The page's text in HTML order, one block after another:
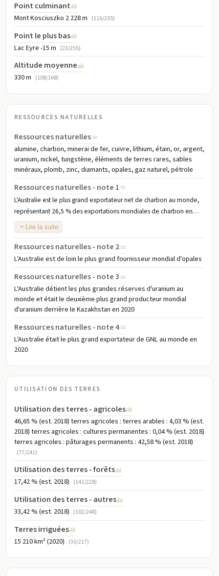
Point culminant
Mont Kosciuszko 2 228 m (116/255)
Point le plus bas
Lac Eyre -15 m (23/255)
Altitude moyenne
330 m (108/168)
RESSOURCES NATURELLES
Ressources naturelles
alumine, charbon, minerai de fer, cuivre, lithium, étain, or, argent,
uranium, nickel, tungstène, éléments de terres rares, sables
minéraux, plomb, zinc, diamants, opales, gaz naturel, pétrole
Ressources naturelles - note 1
L'Australie est le plus grand exportateur net de charbon au monde,
représentant 26,5 % des exportations mondiales de charbon en
2021 ; le charbon est la ressource énergétique la plus abondante du
pays, et le charbon se classe comme le deuxième produit
d'exportation de l'Australie en termes de revenus ; en 2020,
l'Australie détenait les troisièmes plus grandes réserves de charbon
récupérables au monde derrière la Russie
Lire la suite
Ressources naturelles - note 2
L'Australie est de loin le plus grand fournisseur mondial d'opales
Ressources naturelles - note 3
L'Australie détient les plus grandes réserves d'uranium au
monde et était le deuxième plus grand producteur mondial
d'uranium derrière le Kazakhstan en 2020
Ressources naturelles - note 4
L'Australie était le plus grand exportateur de GNL au monde en
2020
UTILISATION DES TERRES
Utilisation des terres - agricoles
46,65 % (est. 2018) terres agricoles : terres arables : 4,03 % (est.
2018) terres agricoles : cultures permanentes : 0,04 % (est. 2018)
terres agricoles : pâturages permanents : 42,58 % (est. 2018)
(77/241)
Utilisation des terres - forêts
17,42 % (est. 2018) (141/228)
Utilisation des terres - autres
33,42 % (est. 2018) (102/248)
Terres irriguées
15 210 km² (2020) (30/217)